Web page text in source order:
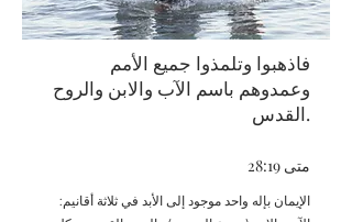
فاذهبوا وتلمذوا جميع الأمم
وعمدوهم باسم الآب والابن والروح
القدس.
متى 28:19
الإيمان بإله واحد موجود إلى الأبد في ثلاثة أقانيم: